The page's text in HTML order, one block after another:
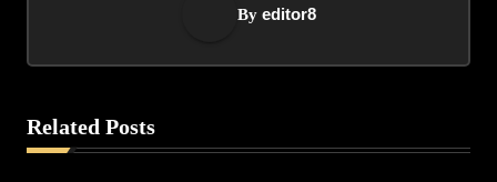
a
v
i
By editor8
Related Posts